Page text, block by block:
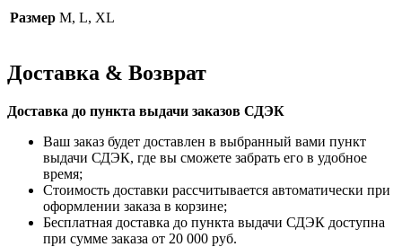
Размер M, L, XL
Доставка & Возврат
Доставка до пункта выдачи заказов СДЭК
Ваш заказ будет доставлен в выбранный вами пункт
выдачи СДЭК, где вы сможете забрать его в удобное
время;
Стоимость доставки рассчитывается автоматически при
оформлении заказа в корзине;
Бесплатная доставка до пункта выдачи СДЭК доступна
при сумме заказа от 20 000 руб.